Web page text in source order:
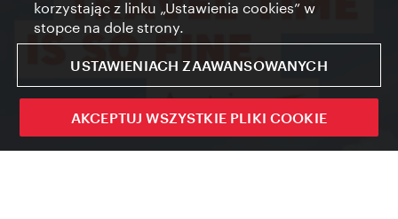
korzystając z linku „Ustawienia cookies” w
stopce na dole strony.
USTAWIENIACH ZAAWANSOWANYCH
AKCEPTUJ WSZYSTKIE PLIKI COOKIE